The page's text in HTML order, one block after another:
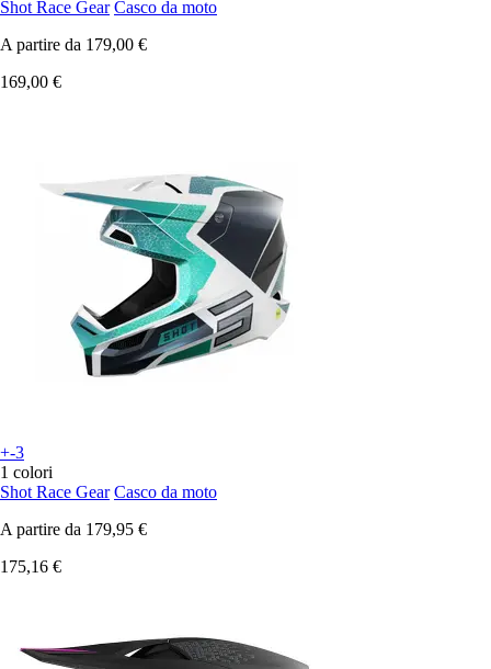
Shot Race Gear Casco da moto
A partire da 179,00 €
169,00 €
+-3
1 colori
Shot Race Gear Casco da moto
A partire da 179,95 €
175,16 €